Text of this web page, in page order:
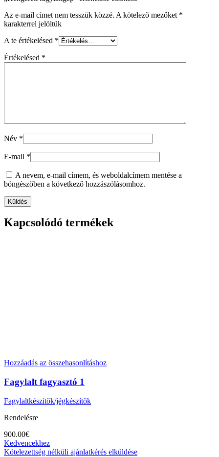
Az e-mail címet nem tesszük közzé. A kötelező mezőket *
karakterrel jelöltük
A te értékelésed *
Értékelésed *
Név *
E-mail *
A nevem, e-mail címem, és weboldalcímem mentése a
böngészőben a következő hozzászólásomhoz.
Kapcsolódó termékek
Hozzáadás az összehasonlításhoz
Fagylalt fagyasztó 1
Fagylaltkészítők/jégkészítők
Rendelésre
900.00€
Kedvencekhez
Kötelezettség nélküli ajánlatkérés elküldése